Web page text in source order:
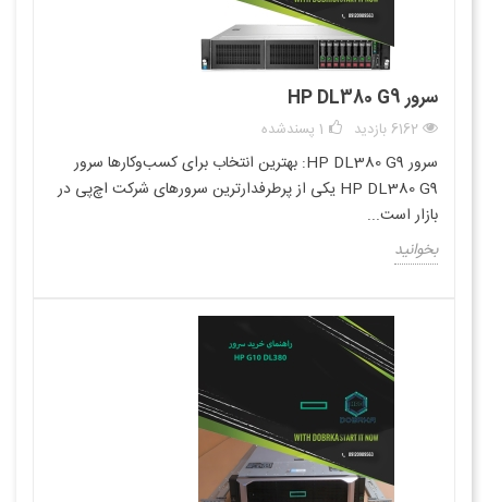
سرور HP DL380 G9
6162 بازدید 1 پسندشده
سرور HP DL380 G9: بهترین انتخاب برای کسب‌وکارها سرور
HP DL380 G9 یکی از پرطرفدارترین سرورهای شرکت اچ‌پی در
بازار است...
بخوانید